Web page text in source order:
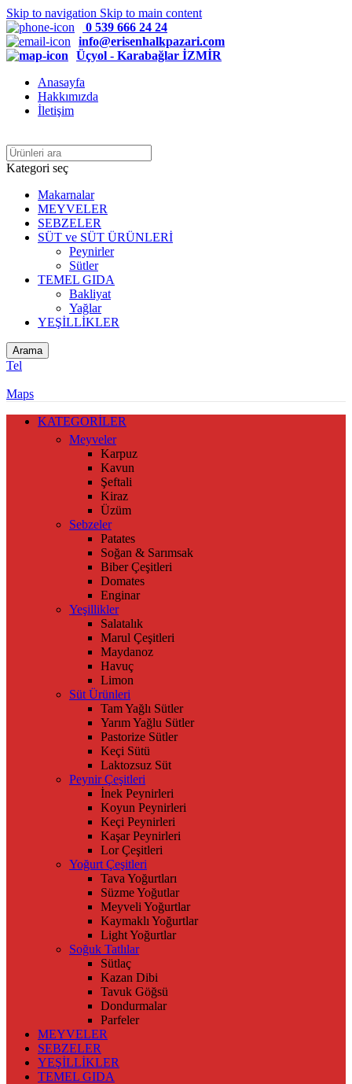
Skip to navigation Skip to main content
0 539 666 24 24
info@erisenhalkpazari.com
Üçyol - Karabağlar İZMİR
Anasayfa
Hakkımızda
İletişim
Kategori seç
Makarnalar
MEYVELER
SEBZELER
SÜT ve SÜT ÜRÜNLERİ
Peynirler
Sütler
TEMEL GIDA
Bakliyat
Yağlar
YEŞİLLİKLER
Arama
Tel
Maps
KATEGORİLER
Meyveler
Karpuz
Kavun
Şeftali
Kiraz
Üzüm
Sebzeler
Patates
Soğan & Sarımsak
Biber Çeşitleri
Domates
Enginar
Yeşillikler
Salatalık
Marul Çeşitleri
Maydanoz
Havuç
Limon
Süt Ürünleri
Tam Yağlı Sütler
Yarım Yağlu Sütler
Pastorize Sütler
Keçi Sütü
Laktozsuz Süt
Peynir Çeşitleri
İnek Peynirleri
Koyun Peynirleri
Keçi Peynirleri
Kaşar Peynirleri
Lor Çeşitleri
Yoğurt Çeşitleri
Tava Yoğurtları
Süzme Yoğutlar
Meyveli Yoğurtlar
Kaymaklı Yoğurtlar
Light Yoğurtlar
Soğuk Tatlılar
Sütlaç
Kazan Dibi
Tavuk Göğsü
Dondurmalar
Parfeler
MEYVELER
SEBZELER
YEŞİLLİKLER
TEMEL GIDA